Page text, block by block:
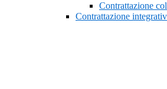
Contrattazione
Contrattazione